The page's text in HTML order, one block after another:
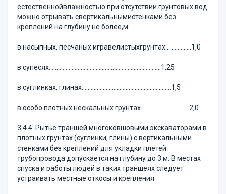
естественнойвлажностью при отсутствии грунтовых вод
можно отрывать свертикальнымистенками без
креплений на глубину не более,м:
в насыпных, песчаных игравелистыхгрунтах……………..1,0
в супесях………………………………………………………………..1,25
в суглинках, глинах…………………………………………………..1,5
в особо плотных нескальных грунтах…………………………..2,0
3.4.4. Рытье траншей многоковшовыми экскаваторами в
плотных грунтах (суглинки, глины) с вертикальными
стенками без креплений для укладки плетей
трубопровода допускается на глубину до 3 м. В местах
спуска и работы людей в таких траншеях следует
устраивать местные откосы и крепления.